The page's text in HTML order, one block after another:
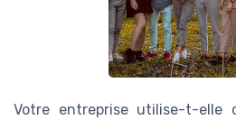
Votre entreprise utilise-t-elle